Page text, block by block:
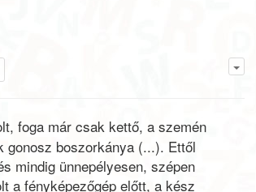
foga már csak kettő, a szemén
gonosz boszorkánya (...). Ettől
mindig ünnepélyesen, szépen
a fényképezőgép előtt, a kész